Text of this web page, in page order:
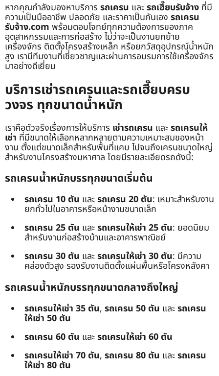
หากคุณกำลังมองหาบริการ รถเครน และรถเฮี๊ยบรับจ้าง ที่มี
ความเป็นมืออาชีพ ปลอดภัย และราคาเป็นกันเอง รถเครน
รับจ้าง.com พร้อมตอบโจทย์ทุกความต้องการของภาค
อุตสาหกรรมและการก่อสร้าง ไม่ว่าจะเป็นงานยกย้าย
เครื่องจักร ติดตั้งโครงสร้างเหล็ก หรือยกวัสดุอุปกรณ์น้ำหนัก
สูง เรามีทีมงานที่เชี่ยวชาญและผ่านการอบรมการใช้เครื่องจักร
มาอย่างดีเยี่ยม
บริการเช่ารถเครนและรถเฮี๊ยบครบ
วงจร ทุกขนาดน้ำหนัก
เราคือตัวจริงเรื่องการให้บริการ เช่ารถเครน และรถเครนให้
เช่า ที่มีขนาดให้เลือกหลากหลายตามความเหมาะสมของหน้า
งาน ตั้งแต่ขนาดเล็กสำหรับพื้นที่แคบ ไปจนถึงเครนขนาดใหญ่
สำหรับงานโครงสร้างมหาศาล โดยมีรายละเอียดรถดังนี้:
รถเครนน้ำหนักบรรทุกขนาดเริ่มต้น
รถเครน 10 ตัน และรถเครน 20 ตัน: เหมาะสำหรับงาน
ยกทั่วไปในอาคารหรือหน้างานขนาดเล็ก
รถเครน 25 ตัน และรถเครนให้เช่า 25 ตัน: ยอดนิยม
สำหรับงานก่อสร้างบ้านและอาคารพาณิชย์
รถเครน 30 ตัน และรถเครนให้เช่า 30 ตัน: มีความ
คล่องตัวสูง รองรับงานติดตั้งแผ่นพื้นหรือโครงหลังคา
รถเครนน้ำหนักบรรทุกขนาดกลางถึงใหญ่
รถเครนให้เช่า 35 ตัน, รถเครน 50 ตัน และรถเครน
ให้เช่า 50 ตัน
รถเครน 60 ตัน และรถเครนให้เช่า 60 ตัน
รถเครนให้เช่า 70 ตัน, รถเครน 80 ตัน และรถเครน
ให้เช่า 80 ตัน